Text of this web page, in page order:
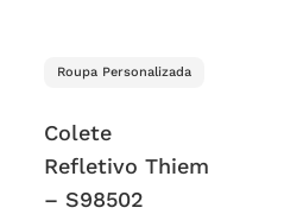
Roupa Personalizada
Colete
Refletivo Thiem
– S98502